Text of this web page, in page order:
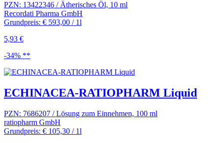
PZN: 13422346 / Ätherisches Öl, 10 ml
Recordati Pharma GmbH
Grundpreis: € 593,00 / 1l
5,93 €
-34% **
ECHINACEA-RATIOPHARM Liquid
PZN: 7686207 / Lösung zum Einnehmen, 100 ml
ratiopharm GmbH
Grundpreis: € 105,30 / 1l